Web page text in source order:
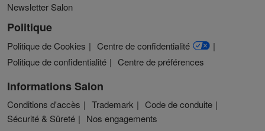
Newsletter Salon
Politique
Politique de Cookies
Centre de confidentialité
Politique de confidentialité
Centre de préférences
Informations Salon
Conditions d'accès Trademark
Code de conduite
Sécurité & Sûreté
Nos engagements